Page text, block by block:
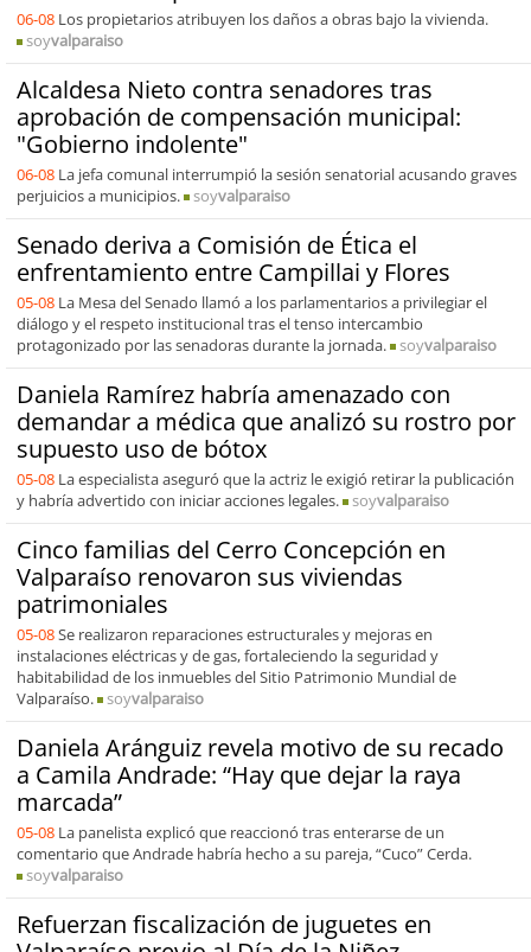
06-08 Los propietarios atribuyen los daños a obras bajo la vivienda.
soyvalparaiso
Alcaldesa Nieto contra senadores tras
aprobación de compensación municipal:
"Gobierno indolente"
06-08 La jefa comunal interrumpió la sesión senatorial acusando graves
perjuicios a municipios.
soyvalparaiso
Senado deriva a Comisión de Ética el
enfrentamiento entre Campillai y Flores
05-08 La Mesa del Senado llamó a los parlamentarios a privilegiar el
diálogo y el respeto institucional tras el tenso intercambio
protagonizado por las senadoras durante la jornada.
soyvalparaiso
Daniela Ramírez habría amenazado con
demandar a médica que analizó su rostro por
supuesto uso de bótox
05-08 La especialista aseguró que la actriz le exigió retirar la publicación
y habría advertido con iniciar acciones legales.
soyvalparaiso
Cinco familias del Cerro Concepción en
Valparaíso renovaron sus viviendas
patrimoniales
05-08Se realizaron reparaciones estructurales y mejoras en
instalaciones eléctricas y de gas, fortaleciendo la seguridad y
habitabilidad de los inmuebles del Sitio Patrimonio Mundial de
Valparaíso.
soyvalparaiso
Daniela Aránguiz revela motivo de su recado
a Camila Andrade: “Hay que dejar la raya
marcada”
05-08 La panelista explicó que reaccionó tras enterarse de un
comentario que Andrade habría hecho a su pareja, “Cuco” Cerda.
soyvalparaiso
Refuerzan fiscalización de juguetes en